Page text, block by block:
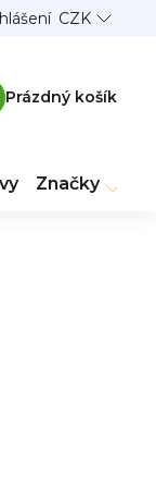
CZK
Nákupní
Prázdný košík
Značky